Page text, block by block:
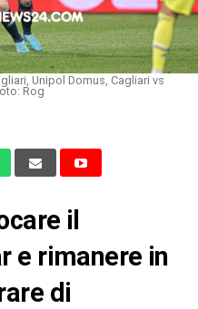
Unipol Domus, Cagliari vs
Rog
il
e rimanere in
di